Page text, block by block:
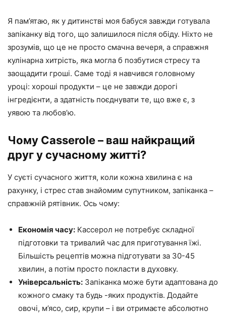
Я пам’ятаю, як у дитинстві моя бабуся завжди готувала
запіканку від того, що залишилося після обіду. Ніхто не
зрозумів, що це не просто смачна вечеря, а справжня
кулінарна хитрість, яка могла б позбутися стресу та
заощадити гроші. Саме тоді я навчився головному
уроці: хороші продукти – це не завжди дорогі
інгредієнти, а здатність поєднувати те, що вже є, з
уявою та любов’ю.
Чому Casserole – ваш найкращий
друг у сучасному житті?
У суєті сучасного життя, коли кожна хвилина є на
рахунку, і стрес став знайомим супутником, запіканка –
справжній рятівник. Ось чому:
Економія часу: Кассерол не потребує складної
підготовки та тривалий час для приготування їжі.
Більшість рецептів можна підготувати за 30-45
хвилин, а потім просто покласти в духовку.
Універсальність: Запіканка може бути адаптована до
кожного смаку та будь -яких продуктів. Додайте
овочі, м’ясо, сир, крупи – і ви отримаєте абсолютно